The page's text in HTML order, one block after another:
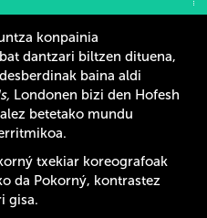
konpainia
dantzari biltzen dituena,
baina aldi
Londonen bizi den Hofesh
betetako mundu
txekiar koreografoak
da Pokorný, kontrastez
gisa.